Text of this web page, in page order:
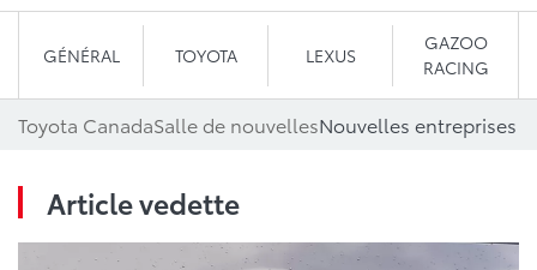
GÉNÉRAL TOYOTA LEXUS
GAZOO
RACING
Toyota CanadaSalle de nouvellesNouvelles entreprises
Article vedette